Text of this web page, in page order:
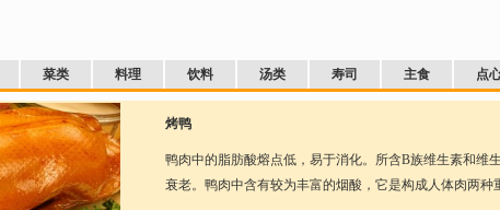
菜类 料理 饮料 汤类 寿司 主食 点
烤鸭
鸭肉中的脂肪酸熔点低，易于消化。所含B族维生素和维
衰老。鸭肉中含有较为丰富的烟酸，它是构成人体肉两种